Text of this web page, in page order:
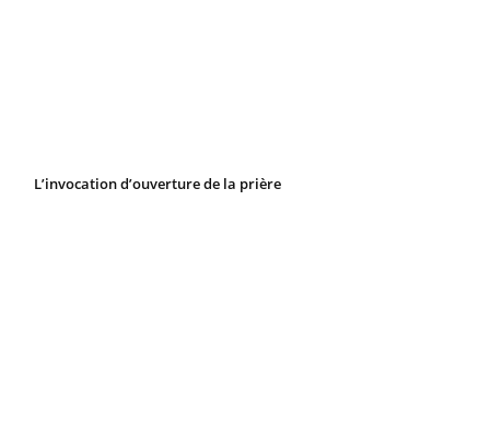
L’invocation d’ouverture de la prière